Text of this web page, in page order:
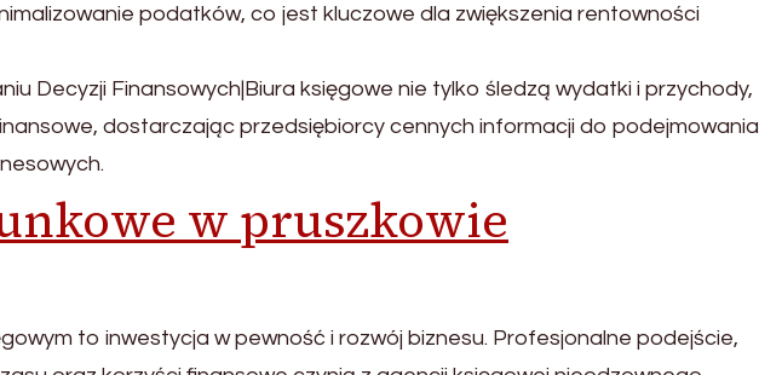
podatków, co jest kluczowe dla zwiększenia rentowności
Decyzji Finansowych|Biura księgowe nie tylko śledzą wydatki i przychody,
dostarczając przedsiębiorcy cennych informacji do podejmowania
w pruszkowie
to inwestycja w pewność i rozwój biznesu. Profesjonalne podejście,